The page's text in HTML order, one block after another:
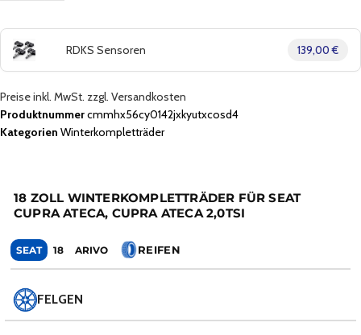
RDKS Sensoren 139,00 €
Preise inkl. MwSt. zzgl. Versandkosten
Produktnummercmmhx56cy0142jxkyutxcosd4
Kategorien Winterkompletträder
18 ZOLL WINTERKOMPLETTRÄDER FÜR SEAT
CUPRA ATECA, CUPRA ATECA 2,0TSI
SEAT 18 ARIVO REIFEN
FELGEN